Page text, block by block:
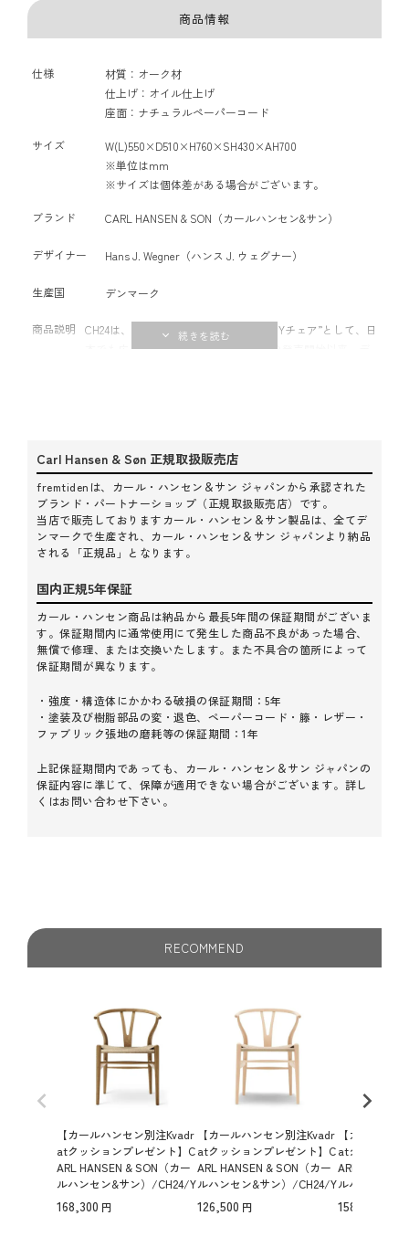
商品情報
仕様
材質：オーク材
仕上げ：オイル仕上げ
座面：ナチュラルペーパーコード
サイズ
W(L)550×D510×H760×SH430×AH700
※単位はmm
※サイズは個体差がある場合がございます。
ブランド CARL HANSEN & SON（カールハンセン&サン）
デザイナー Hans J. Wegner（ハンス J. ウェグナー）
生産国 デンマーク
商品説明
CH24は、特徴的な背もたれの形状から“Yチェア”として、日
本でも広く親しまれています。1950年の発売開始以来、デ
感じる逸品。発売当時、多くの一般国民に良質な家具を届
けたいという想いのもと誕生した椅子は、今や北欧家具に
おいて変わることのないスタンダードとしての地位を築い
ています。
Carl Hansen & Søn 正規取扱販売店
fremtidenは、カール・ハンセン＆サン ジャパンから承認された
ブランド・パートナーショップ（正規取扱販売店）です。
当店で販売しておりますカール・ハンセン＆サン製品は、全てデ
ンマークで生産され、カール・ハンセン＆サン ジャパンより納品
される「正規品」となります。
国内正規5年保証
カール・ハンセン商品は納品から最長5年間の保証期間がございま
す。保証期間内に通常使用にて発生した商品不良があった場合、
無償で修理、または交換いたします。また不具合の箇所によって
保証期間が異なります。
・強度・構造体にかかわる破損の保証期間：5年
・塗装及び樹脂部品の変・退色、ペーパーコード・籐・レザー・
ファブリック張地の磨耗等の保証期間：1年
上記保証期間内であっても、カール・ハンセン＆サン ジャパンの
保証内容に準じて、保障が適用できない場合がございます。詳し
くはお問い合わせ下さい。
RECOMMEND
【カールハンセン別注Kvadr
atクッションプレゼント】C
ARL HANSEN & SON（カー
ルハンセン&サン）/CH24/Y
チェア（ワイチェア）/オー
ク材/オイル仕上げ/ナチュ
168,300
【カールハンセン別注Kvadr
atクッションプレゼント】C
ARL HANSEN & SON（カー
ルハンセン&サン）/CH24/Y
チェア（ワイチェア）/ビー
チ材/ソープ仕上げ/ナチュ
126,500
【カールハ
atクッション
ARL HANSEN
ルハンセン&
チェア（ワ
ク材/ソープ
158,400